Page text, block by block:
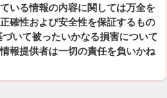
いる情報の内容に関しては万全を
確性および安全性を保証するもの
いて被ったいかなる損害について
報提供者は一切の責任を負いかね